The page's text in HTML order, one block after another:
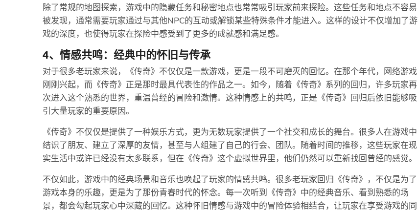
除了常规的地图探索，游戏中的隐藏任务和秘密地点也常常吸引玩家前来探险。这些任务和地点不容易
被发现，通常需要玩家通过与其他NPC的互动或解锁某些特殊条件才能进入。这样的设计不仅增加了游
戏的深度，也使得玩家在探险中感受到了更多的成就感和满足感。
4、情感共鸣：经典中的怀旧与传承
对于很多老玩家来说，《传奇》不仅仅是一款游戏，更是一段不可磨灭的回忆。在那个年代，网络游戏
刚刚兴起，而《传奇》正是那时最具代表性的作品之一。如今，随着《传奇》系列的回归，许多玩家再
次进入这个熟悉的世界，重温曾经的冒险和激情。这种情感上的共鸣，正是《传奇》回归后依旧能够吸
引大量玩家的重要原因。
《传奇》不仅仅是提供了一种娱乐方式，更为无数玩家提供了一个社交和成长的舞台。很多人在游戏中
结识了朋友、建立了深厚的友情，甚至与人组建了自己的行会、团队。随着时间的推移，这些玩家在现
实生活中或许已经没有太多联系，但在《传奇》这个虚拟世界里，他们仍然可以重新找回曾经的感觉。
不仅如此，游戏中的经典场景和音乐也唤起了玩家的情感共鸣。很多老玩家回归《传奇》，不仅是为了
游戏本身的乐趣，更是为了那份青春时代的怀念。每一次听到《传奇》中的经典音乐、看到熟悉的场
景，都会勾起玩家心中深藏的回忆。这种怀旧情感与游戏中的冒险体验相结合，让玩家在享受游戏的同